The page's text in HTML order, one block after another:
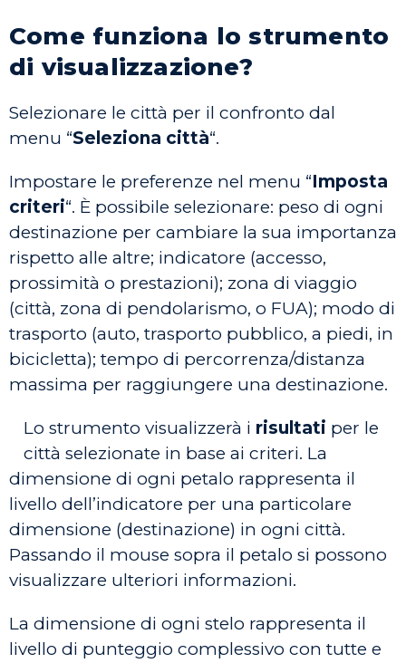
Come funziona lo strumento
di visualizzazione?
Selezionare le città per il confronto dal
menu “Seleziona città“.
Impostare le preferenze nel menu “Imposta
criteri“. È possibile selezionare: peso di ogni
destinazione per cambiare la sua importanza
rispetto alle altre; indicatore (accesso,
prossimità o prestazioni); zona di viaggio
(città, zona di pendolarismo, o FUA); modo di
trasporto (auto, trasporto pubblico, a piedi, in
bicicletta); tempo di percorrenza/distanza
massima per raggiungere una destinazione.
Lo strumento visualizzerà i risultati per le
città selezionate in base ai criteri. La
dimensione di ogni petalo rappresenta il
livello dell’indicatore per una particolare
dimensione (destinazione) in ogni città.
Passando il mouse sopra il petalo si possono
visualizzare ulteriori informazioni.
La dimensione di ogni stelo rappresenta il
livello di punteggio complessivo con tutte e